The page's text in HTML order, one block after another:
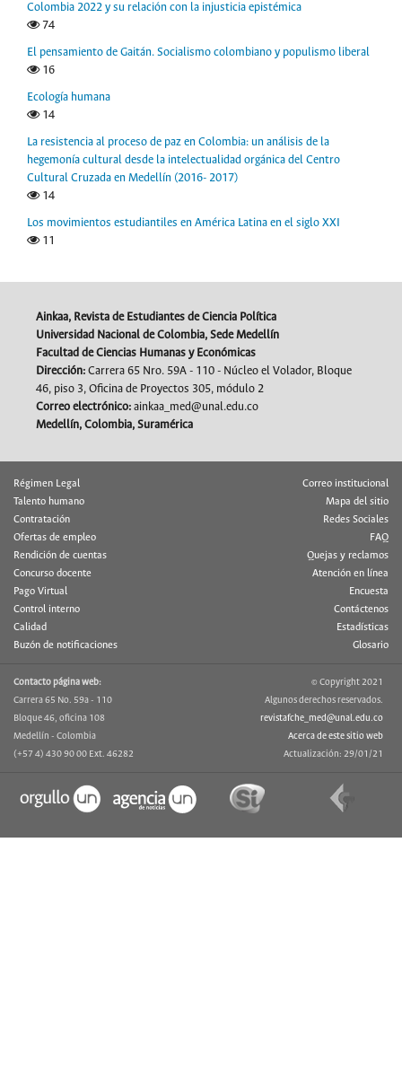
Colombia 2022 y su relación con la injusticia epistémica
74
El pensamiento de Gaitán. Socialismo colombiano y populismo liberal
16
Ecología humana
14
La resistencia al proceso de paz en Colombia: un análisis de la
hegemonía cultural desde la intelectualidad orgánica del Centro
Cultural Cruzada en Medellín (2016- 2017)
14
Los movimientos estudiantiles en América Latina en el siglo XXI
11
Ainkaa, Revista de Estudiantes de Ciencia Política
Universidad Nacional de Colombia, Sede Medellín
Facultad de Ciencias Humanas y Económicas
Dirección: Carrera 65 Nro. 59A - 110 - Núcleo el Volador, Bloque
46, piso 3, Oficina de Proyectos 305, módulo 2
Correo electrónico: ainkaa_med@unal.edu.co
Medellín, Colombia, Suramérica
Régimen Legal
Talento humano
Contratación
Ofertas de empleo
Rendición de cuentas
Concurso docente
Pago Virtual
Control interno
Calidad
Buzón de notificaciones
Correo institucional
Mapa del sitio
Redes Sociales
FAQ
Quejas y reclamos
Atención en línea
Encuesta
Contáctenos
Estadísticas
Glosario
Contacto página web:
Carrera 65 No. 59a - 110
Bloque 46, oficina 108
Medellín - Colombia
(+57 4) 430 90 00 Ext. 46282
© Copyright 2021
Algunos derechos reservados.
revistafche_med@unal.edu.co
Acerca de este sitio web
Actualización: 29/01/21